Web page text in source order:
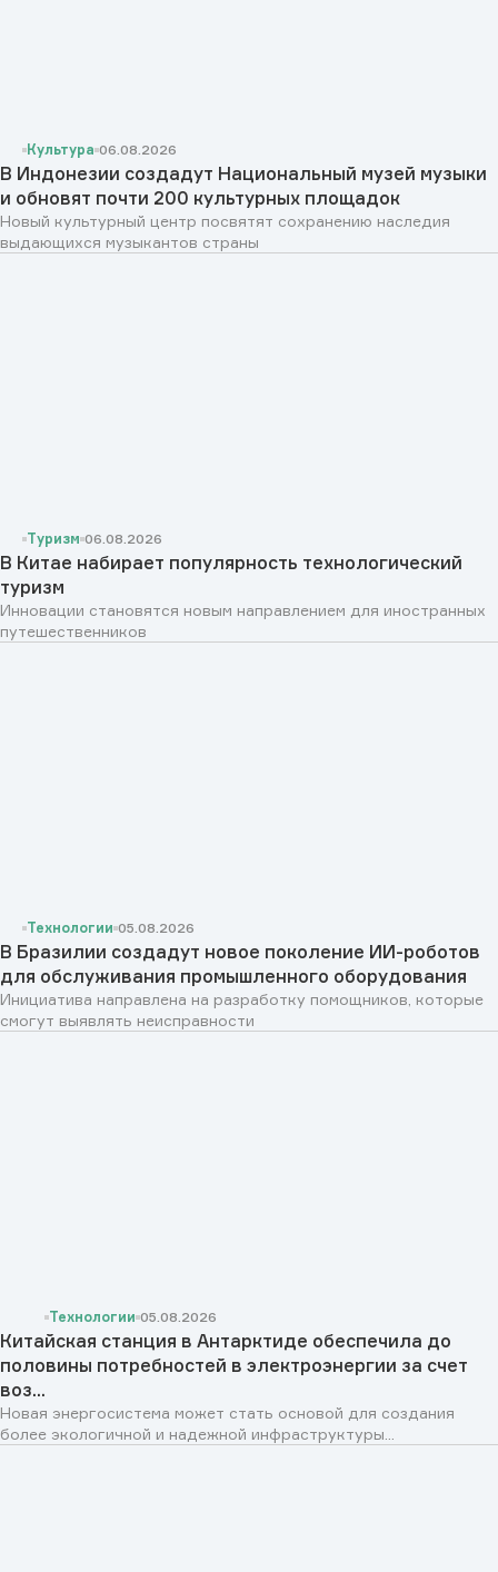
Культура 06.08.2026
В Индонезии создадут Национальный музей музыки
и обновят почти 200 культурных площадок
Новый культурный центр посвятят сохранению наследия
выдающихся музыкантов страны
Туризм 06.08.2026
В Китае набирает популярность технологический
туризм
Инновации становятся новым направлением для иностранных
путешественников
Технологии 05.08.2026
В Бразилии создадут новое поколение ИИ-роботов
для обслуживания промышленного оборудования
Инициатива направлена на разработку помощников, которые
смогут выявлять неисправности
Технологии 05.08.2026
Китайская станция в Антарктиде обеспечила до
половины потребностей в электроэнергии за счет
воз...
Новая энергосистема может стать основой для создания
более экологичной и надежной инфраструктуры...